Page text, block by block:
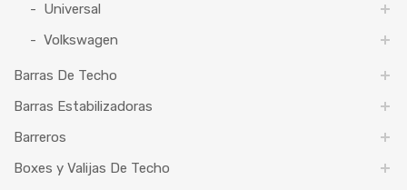
Universal
Volkswagen
Barras De Techo
Barras Estabilizadoras
Barreros
Boxes y Valijas De Techo